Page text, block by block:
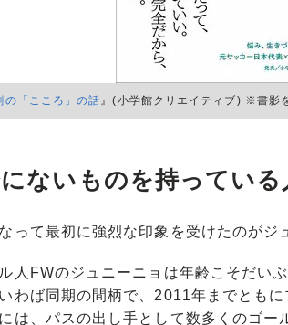
の「こころ」の話』(小学館クリエイティブ) ※書影
ないものを持ってい
って最初に強烈な印象を受けたのがジ
人FWのジュニーニョは年齢こそだい
わば同期の間柄で、2011年までとも
は、パスの出し手として数多くのゴー